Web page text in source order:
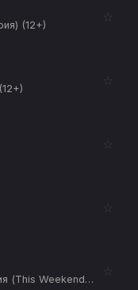
(12+)
☆
☆
☆
☆
Bloomberg. Прямая трансляция (This Weekend) (12+)
☆